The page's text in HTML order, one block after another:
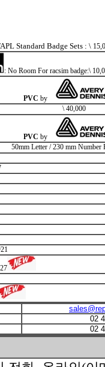
Standard Badge Sets : \ 15
: No Room For racsim badge:\
PVC by
\40,000
PVC by
50mm Letter / 230 mm Number
02
02